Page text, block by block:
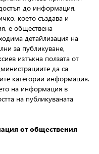
до информация,
което създава и
е обществена
детайлизация на
за публикуване,
изтъкна ползата от
да са
категории информация.
на информация в
на публикуваната
от обществения